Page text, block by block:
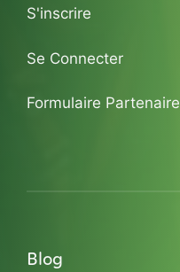
S'inscrire
Se Connecter
Formulaire Partenaire
Blog